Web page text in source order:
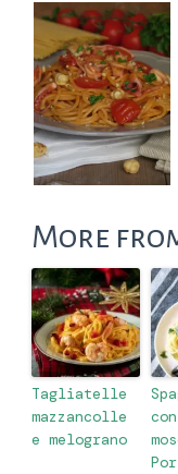
More
Tagliatelle
mazzancolle
e melograno